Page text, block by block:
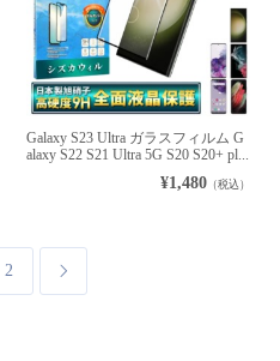
Galaxy S23 Ultra ガラスフィルム G
alaxy S22 S21 Ultra 5G S20 S20+ pl...
¥1,480 （税込）
2 